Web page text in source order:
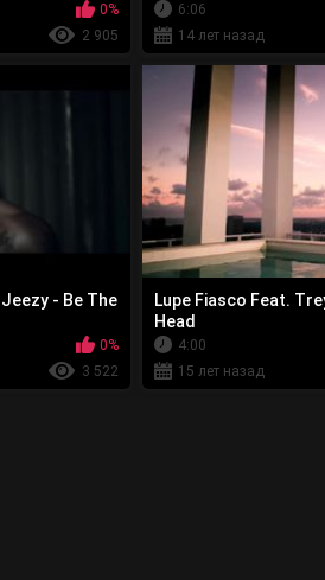
0%
2 905
6:06
14 лет назад
- Be The
0%
3 522
Lupe Fiasco Feat.
Head
4:00
15 лет назад